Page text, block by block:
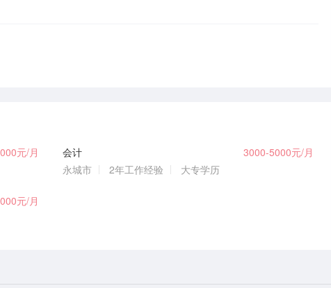
元/月
会计
3000-5000元/月
永城市
2年工作经验 大专学历
元/月